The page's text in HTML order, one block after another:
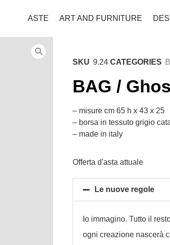
ASTE ART AND FURNITURE
SKU9.24 CATEGORIES
BAG /
– misure cm 65 h x 43 x 25
– borsa in tessuto grigio
– made in italy
Offerta d'asta attuale
Le nuove regole
Io immagino. Tutto il
ogni creazione nascerà